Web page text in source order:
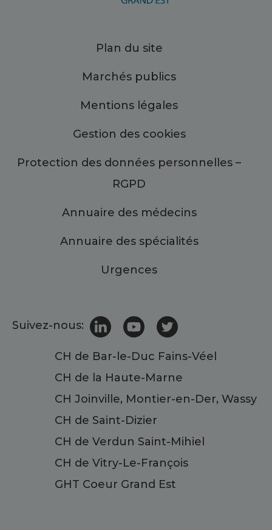
Plan du site
Marchés publics
Mentions légales
Gestion des cookies
Protection des données personnelles –
RGPD
Annuaire des médecins
Annuaire des spécialités
Urgences
Suivez-nous:
CH de Bar-le-Duc Fains-Véel
CH de la Haute-Marne
CH Joinville, Montier-en-Der, Wassy
CH de Saint-Dizier
CH de Verdun Saint-Mihiel
CH de Vitry-Le-François
GHT Coeur Grand Est